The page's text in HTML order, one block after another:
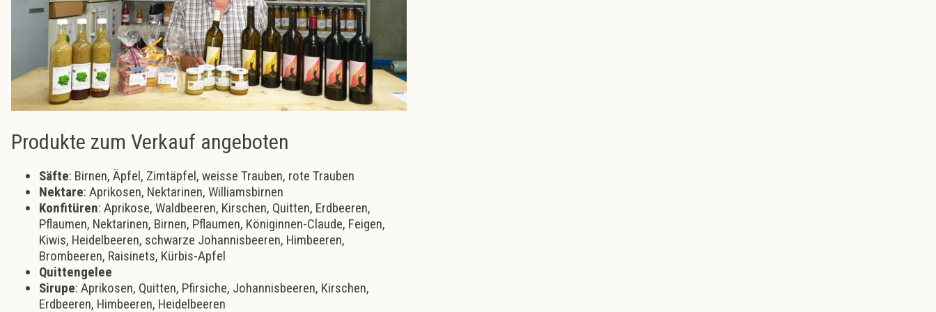
Produkte zum Verkauf angeboten
Säfte: Birnen, Äpfel, Zimtäpfel, weisse Trauben, rote Trauben
Nektare: Aprikosen, Nektarinen, Williamsbirnen
Konfitüren: Aprikose, Waldbeeren, Kirschen, Quitten, Erdbeeren,
Pflaumen, Nektarinen, Birnen, Pflaumen, Königinnen-Claude, Feigen,
Kiwis, Heidelbeeren, schwarze Johannisbeeren, Himbeeren,
Brombeeren, Raisinets, Kürbis-Apfel
Quittengelee
Sirupe: Aprikosen, Quitten, Pfirsiche, Johannisbeeren, Kirschen,
Erdbeeren, Himbeeren, Heidelbeeren